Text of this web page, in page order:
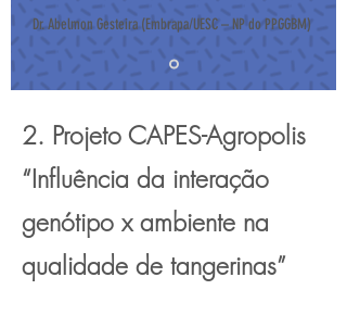
2. Projeto CAPES-Agropolis
“Influência da interação
genótipo x ambiente na
qualidade de tangerinas”
Dr. Abelmon Gesteira (Embrapa/UESC – NP do PPGGBM)